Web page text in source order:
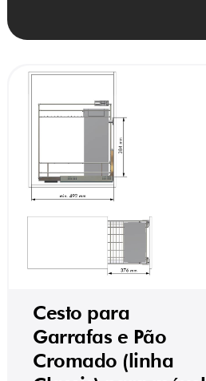
Cesto para
Garrafas e Pão
Cromado (linha